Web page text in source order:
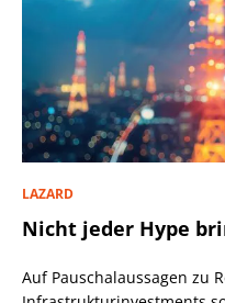
LAZARD
Nicht jeder Hype
Auf Pauschalaussagen zu